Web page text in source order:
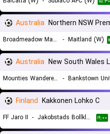
Australia Northern NSW Premier
Broadmeadow Magic (W) - Maitland (W)
Australia New South Wales
Mounties Wanderers -
Finland Kakkonen Lohko C
FF Jaro II - Jakobstads Bollklubb ۱۹:۰۰